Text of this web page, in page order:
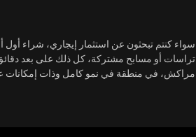
سواء كنتم تبحثون عن استثمار إيجاري، شراء
تراسات أو مسابح مشتركة، كل ذلك على بعد
مراكش، في منطقة في نمو كامل وذات إمكانات